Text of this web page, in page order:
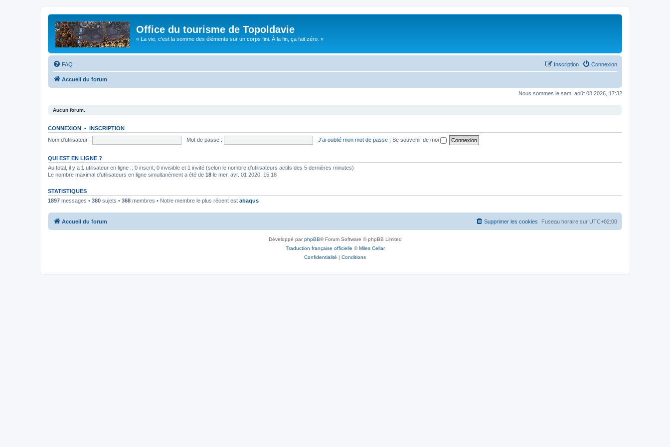
Office du tourisme de Topoldavie
« La vie, c'est la somme des éléments sur un corps fini. À la fin, ça fait zéro. »
FAQ Connexion
Inscription
Accueil du forum
Nous sommes le sam. août 08 2026, 17:32
Aucun forum.
CONNEXION • INSCRIPTION
Nom d’utilisateur :
Mot de passe : J’ai oublié mon mot de passe | Se souvenir de moi
QUI EST EN LIGNE ?
Au total, il y a 1 utilisateur en ligne :: 0 inscrit, 0 invisible et 1 invité (selon le nombre d’utilisateurs actifs des 5 dernières minutes)
Le nombre maximal d’utilisateurs en ligne simultanément a été de 18 le mer. avr. 01 2020, 15:18
STATISTIQUES
1897 messages • 380 sujets • 368 membres • Notre membre le plus récent est abaqus
Accueil du forum Fuseau horaire sur UTC+02:00
Supprimer les cookies
Développé parphpBB® Forum Software © phpBB Limited
Traduction française officielle ©Miles Cellar
Confidentialité | Conditions